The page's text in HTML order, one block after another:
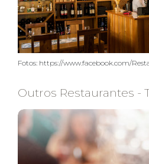
Fotos: https://www.facebook.com/
Outros Restaurantes -